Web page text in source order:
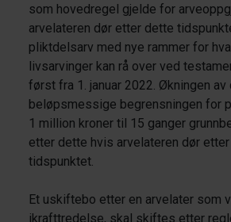
som hovedregel gjelde for
arvelateren dør etter dette
pliktdelsarv med nye rammer for
livsarvinger kan rå over ved
først fra 1. januar 2022. Økningen av
beløpsmessige begrensningen for
1 million kroner til 15 ganger
etter dette hvis arvelateren dør
tidspunktet.
Et uskiftebo etter en arvelater som
ikrafttredelse, skal skiftes etter